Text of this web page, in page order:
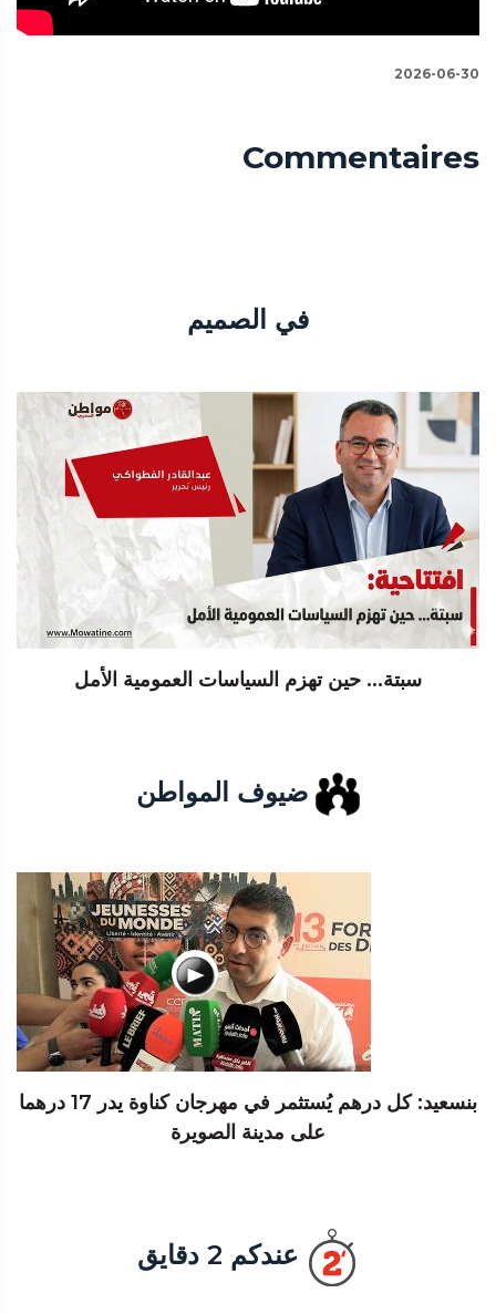
2026-06-30
Commentaires
في الصميم
سبتة... حين تهزم السياسات العمومية الأمل
ضيوف المواطن
بنسعيد: كل درهم يُستثمر في مهرجان كناوة يدر 17 درهما
على مدينة الصويرة
عندكم 2 دقايق